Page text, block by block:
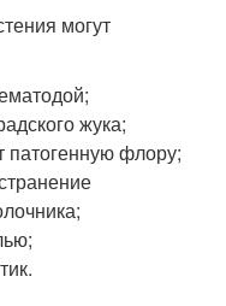
могут
жука;
патогенную флору;